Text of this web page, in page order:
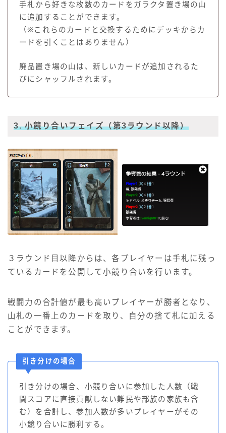
手札から好きな枚数のカードをガラクタ置き場の山
に追加することができます。
（※これらのカードと交換するためにデッキからカ
ードを引くことはありません）
廃品置き場の山は、新しいカードが追加されるた
びにシャッフルされます。
3. 小競り合いフェイズ（第3ラウンド以降）
３ラウンド目以降からは、各プレイヤーは手札に残っ
ているカードを公開して小競り合いを行います。
戦闘力の合計値が最も高いプレイヤーが勝者となり、
山札の一番上のカードを取り、自分の捨て札に加える
ことができます。
引き分けの場合
引き分けの場合、小競り合いに参加した人数（戦
闘スコアに直接貢献しない難民や部族の家族も含
む）を合計し、参加人数が多いプレイヤーがその
小競り合いに勝利する。